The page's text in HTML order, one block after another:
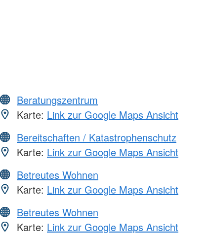
Beratungszentrum
Karte: Link zur Google Maps Ansicht
Bereitschaften / Katastrophenschutz
Karte: Link zur Google Maps Ansicht
Betreutes Wohnen
Karte: Link zur Google Maps Ansicht
Betreutes Wohnen
Karte: Link zur Google Maps Ansicht